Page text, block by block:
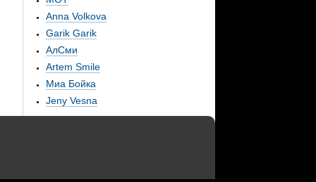
Anna Volkova
Garik Garik
АлСми
Artem Smile
Миа Бойка
Jeny Vesna